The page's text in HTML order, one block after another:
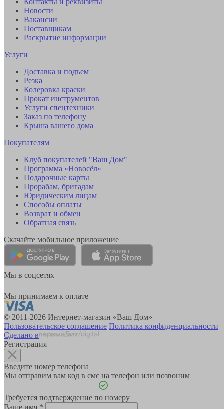
Новости
Вакансии
Поставщикам
Раскрытие информации
Услуги
Доставка и подъем
Резка
Колеровка краски
Прокат инструментов
Услуги спецтехники
Заказ по телефону
Крыша вашего дома
Покупателям
Клуб покупателей "Ваш Дом"
Программа «Новосёл»
Подарочные карты
Прорабам, бригадам
Юридическим лицам
Способы оплаты
Возврат и обмен
Обратная связь
Скачайте мобильное приложение
Мы в соцсетях
Мы принимаем к оплате
© 2011-2026 Интернет-магазин «Ваш Дом»
Пользовательское соглашение Политика конфиденциальности
Сделано в
Регистрация
Введите номер телефона
Мы отправим вам код в смс на телефон или позвоним
Требуется подтверждение по номеру